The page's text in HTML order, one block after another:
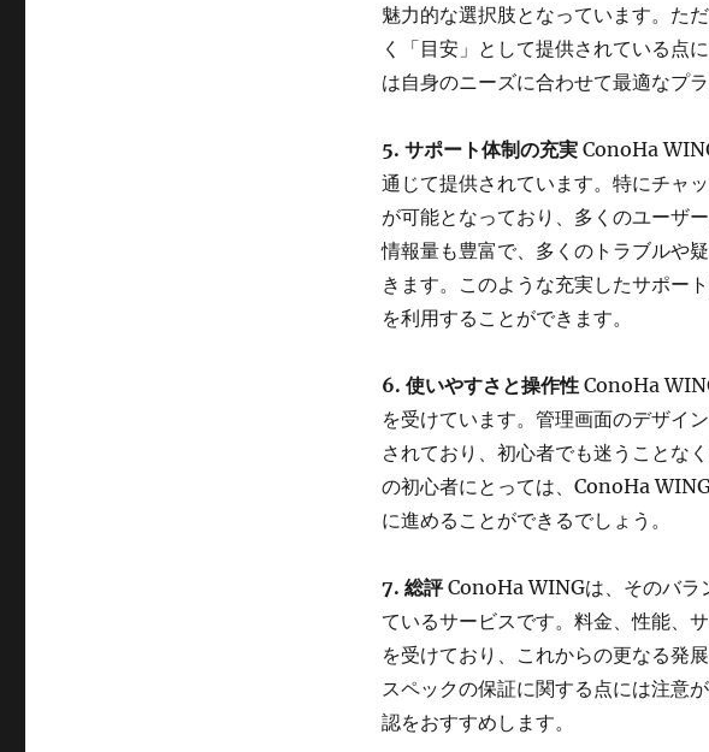
魅力的な選択肢となっています。た
く「目安」として提供されている点
は自身のニーズに合わせて最適なプ
5. サポート体制の充実ConoHa
通じて提供されています。特にチャ
が可能となっており、多くのユーザ
情報量も豊富で、多くのトラブルや
きます。このような充実したサポー
を利用することができます。
6. 使いやすさと操作性ConoHa
を受けています。管理画面のデザイ
されており、初心者でも迷うことな
の初心者にとっては、ConoHa
に進めることができるでしょう。
7. 総評ConoHa WINGは、そのバラ
ているサービスです。料金、性能、
を受けており、これからの更なる発
スペックの保証に関する点には注意
認をおすすめします。